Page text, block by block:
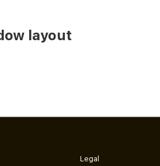
layout
Legal